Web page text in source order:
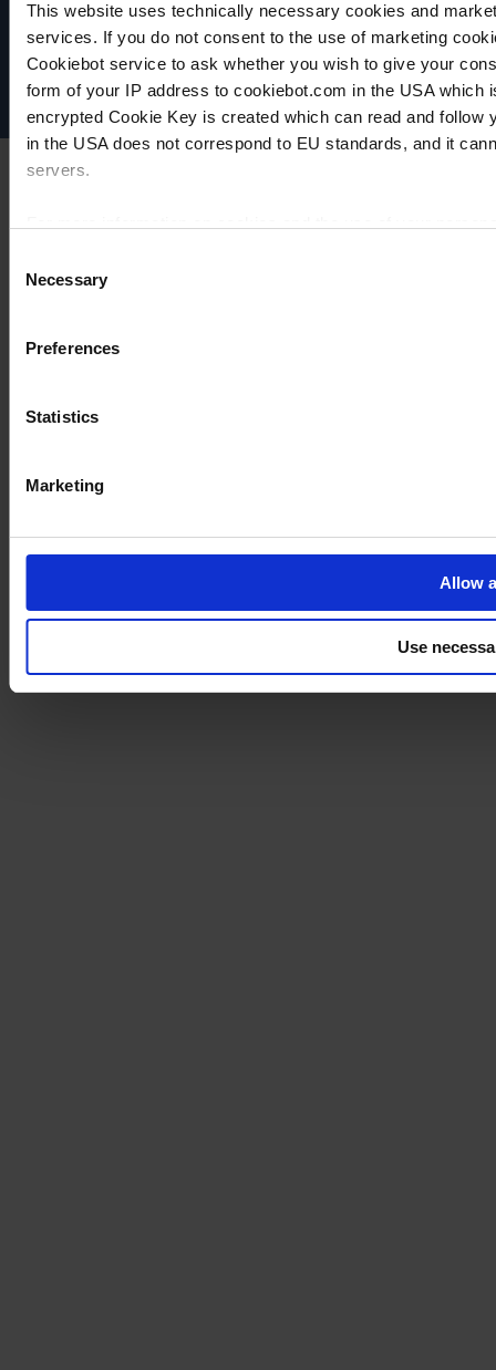
This website uses technically necessary cookies and
services. If you do not consent to the use of marketing
Cookiebot service to ask whether you wish to give your
form of your IP address to cookiebot.com in the USA
encrypted Cookie Key is created which can read and
in the USA does not correspond to EU standards, and it
servers.
Selection
Necessary
Preferences
Statistics
Marketing
Allow
Use
Datenschutz
Impressum
Disclaimer
Cookie-Einstellungen